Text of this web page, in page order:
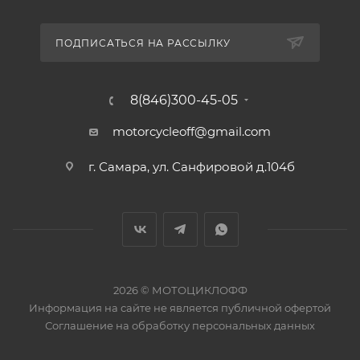
ПОДПИСАТЬСЯ НА РАССЫЛКУ
8(846)300-45-05
motorcycleoff@gmail.com
г. Самара, ул. Санфировой д.104б
2026 © МОТОЦИКЛОФФ
Информация на сайте не является публичной офертой
Соглашение на обработку персональных данных